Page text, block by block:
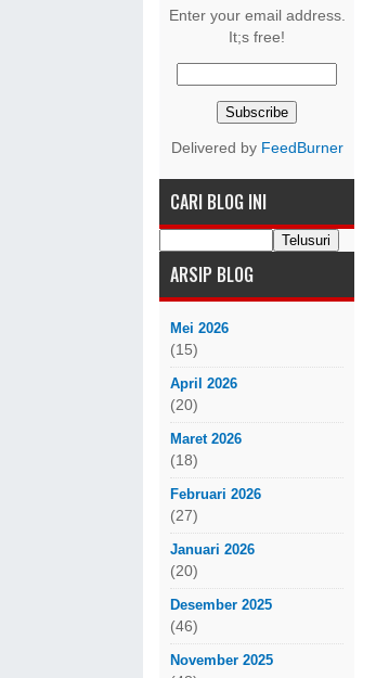
Enter your email address.
It;s free!
Delivered by FeedBurner
CARI BLOG INI
ARSIP BLOG
Mei 2026
(15)
April 2026
(20)
Maret 2026
(18)
Februari 2026
(27)
Januari 2026
(20)
Desember 2025
(46)
November 2025